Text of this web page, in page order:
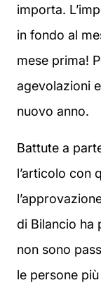
importa.
in fondo al
mese prima!
agevolazioni
nuovo anno.
Battute a
l’articolo con
di Bilancio ha
non sono
le persone